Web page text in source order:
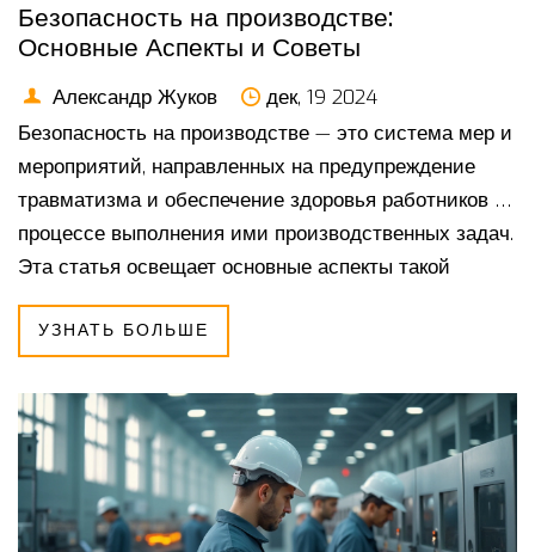
Безопасность на производстве:
Основные Аспекты и Советы
Александр Жуков
дек, 19 2024
Безопасность на производстве — это система мер и
мероприятий, направленных на предупреждение
травматизма и обеспечение здоровья работников в
процессе выполнения ими производственных задач.
Эта статья освещает основные аспекты такой
безопасности, раскрывает важные понятия и
предложит полезные советы по созданию
факторы могут повлиять на уровень безопасности
на производственных предприятиях и какие шаги
могут быть предприняты для минимизации рисков.
Понимание и соблюдение норм безопасности
критически важно для поддержания здоровья
УЗНАТЬ БОЛЬШЕ